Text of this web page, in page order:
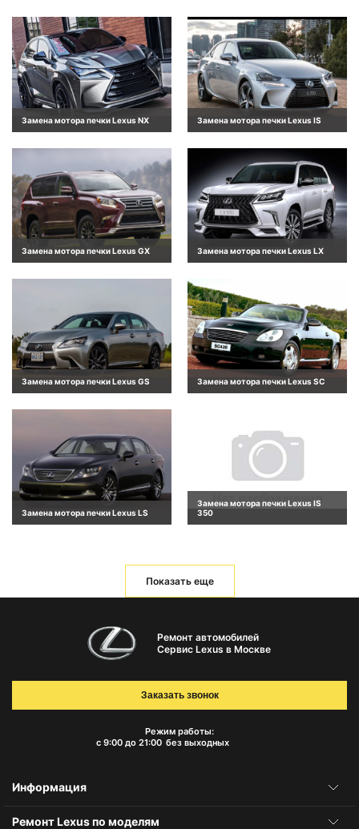
Замена мотора печки Lexus NX Замена мотора печки Lexus IS
Замена мотора печки Lexus GX Замена мотора печки Lexus LX
Замена мотора печки Lexus GS Замена мотора печки Lexus SC
Замена мотора печки Lexus LS
Замена мотора печки Lexus IS
350
Показать еще
Ремонт автомобилей
Сервис Lexus в Москве
Режим работы:
с 9:00 до 21:00 без выходных
Заказать звонок
Информация
Ремонт Lexus по моделям